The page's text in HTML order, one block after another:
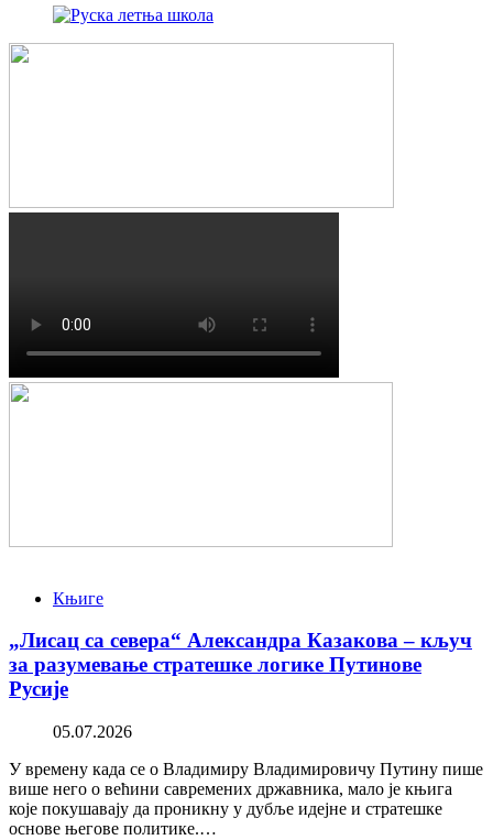
Књиге
„Лисац са севера“ Александра Казакова – кључ
за разумевање стратешке логике Путинове
Русије
05.07.2026
У времену када се о Владимиру Владимировичу Путину пише
више него о већини савремених државника, мало је књига
које покушавају да проникну у дубље идејне и стратешке
основе његове политике.…